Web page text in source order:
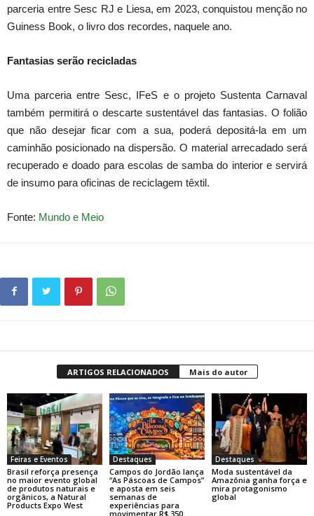
parceria entre Sesc RJ e Liesa, em 2023, conquistou menção no
Guiness Book, o livro dos recordes, naquele ano.
Fantasias serão recicladas
Uma parceria entre Sesc, IFeS e o projeto Sustenta Carnaval
também permitirá o descarte sustentável das fantasias. O folião
que não desejar ficar com a sua, poderá depositá-la em um
caminhão posicionado na dispersão. O material arrecadado será
recuperado e doado para escolas de samba do interior e servirá
de insumo para oficinas de reciclagem têxtil.
Fonte: Mundo e Meio
ARTIGOS RELACIONADOS Mais do autor
Feiras e Eventos
Brasil reforça presença
no maior evento global
de produtos naturais e
orgânicos, a Natural
Products Expo West
Destaques
Campos do Jordão lança
“As Páscoas de Campos”
e aposta em seis
semanas de
experiências para
movimentar R$ 350
Destaques
Moda sustentável da
Amazônia ganha força e
mira protagonismo
global